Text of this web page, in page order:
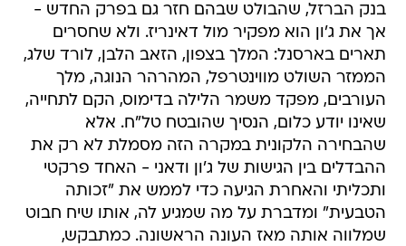
בנק הברזל, שהבולט שבהם חזר גם בפרק החדש -
אך את ג'ון הוא מפקיר מול דאינריז. ולא שחסרים
תארים בארסנל: המלך בצפון, הזאב הלבן, לורד שלג,
הממזר השולט מווינטרפל, המהרהר הנוגה, מלך
העורבים, מפקד משמר הלילה בדימוס, הקם לתחייה,
שאינו יודע כלום, הנסיך שהובטח טל"ח. אלא
שהבחירה הלקונית במקרה הזה מסמלת לא רק את
ההבדלים בין הגישות של ג'ון ודאני - האחד פרקטי
ותכליתי והאחרת הגיעה כדי לממש את "זכותה
הטבעית" ומדברת על מה שמגיע לה, אותו שיח חבוט
שמלווה אותה מאז העונה הראשונה. כמתבקש,